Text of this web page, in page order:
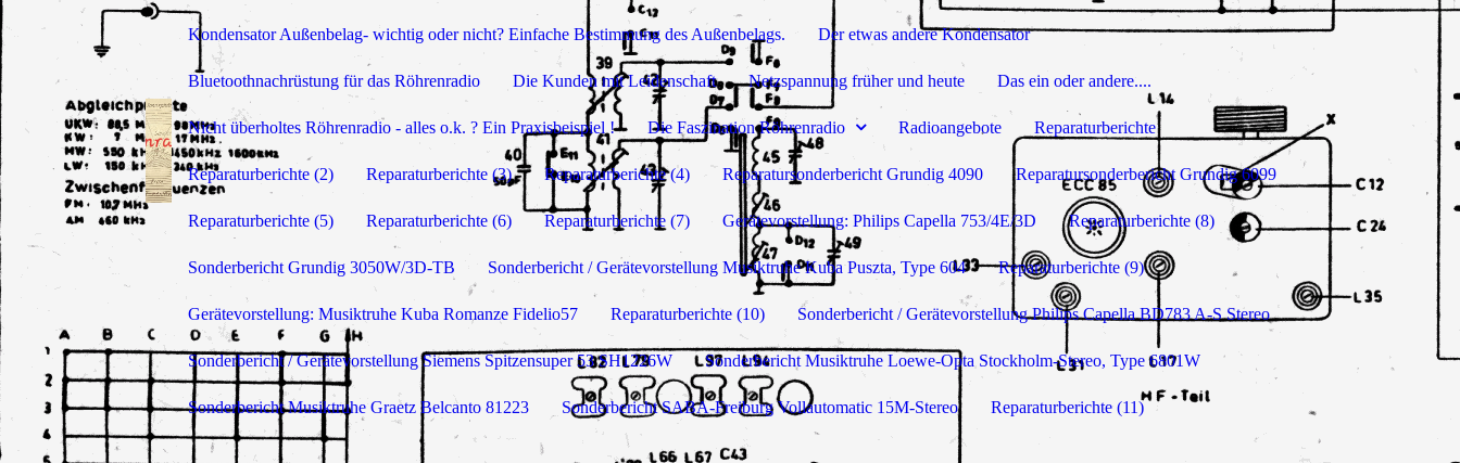
Kondensator Außenbelag- wichtig oder nicht? Einfache Bestimmung des Außenbelags. Der etwas andere Kondensator
Bluetoothnachrüstung für das Röhrenradio Die Kunden mit Leidenschaft Netzspannung früher und heute Das ein oder andere....
Nicht überholtes Röhrenradio - alles o.k. ? Ein Praxisbeispiel ! Die Faszination Röhrenradio Radioangebote Reparaturberichte
Reparaturberichte (2) Reparaturberichte (3) Reparaturberichte (4) Reparatursonderbericht Grundig 4090 Reparatursonderbericht Grundig 6099
Reparaturberichte (5) Reparaturberichte (6) Reparaturberichte (7) Gerätevorstellung: Philips Capella 753/4E/3D Reparaturberichte (8)
Sonderbericht Grundig 3050W/3D-TB Sonderbericht / Gerätevorstellung Musiktruhe Kuba Puszta, Type 604 Reparaturberichte (9)
Gerätevorstellung: Musiktruhe Kuba Romanze Fidelio57 Reparaturberichte (10) Sonderbericht / Gerätevorstellung Philips Capella BD783 A-S Stereo
Sonderbericht / Gerätevorstellung Siemens Spitzensuper 53 SH1226W Sonderbericht Musiktruhe Loewe-Opta Stockholm-Stereo, Type 6801W
Sonderbericht Musiktruhe Graetz Belcanto 81223 Sonderbericht SABA-Freiburg Vollautomatic 15M-Stereo Reparaturberichte (11)